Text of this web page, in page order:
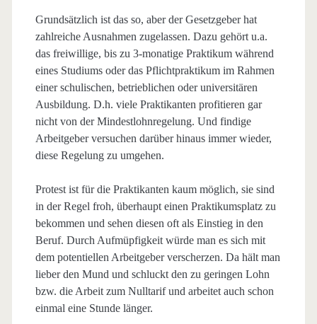
Grundsätzlich ist das so, aber der Gesetzgeber hat
zahlreiche Ausnahmen zugelassen. Dazu gehört u.a.
das freiwillige, bis zu 3-monatige Praktikum während
eines Studiums oder das Pflichtpraktikum im Rahmen
einer schulischen, betrieblichen oder universitären
Ausbildung. D.h. viele Praktikanten profitieren gar
nicht von der Mindestlohnregelung. Und findige
Arbeitgeber versuchen darüber hinaus immer wieder,
diese Regelung zu umgehen.
Protest ist für die Praktikanten kaum möglich, sie sind
in der Regel froh, überhaupt einen Praktikumsplatz zu
bekommen und sehen diesen oft als Einstieg in den
Beruf. Durch Aufmüpfigkeit würde man es sich mit
dem potentiellen Arbeitgeber verscherzen. Da hält man
lieber den Mund und schluckt den zu geringen Lohn
bzw. die Arbeit zum Nulltarif und arbeitet auch schon
einmal eine Stunde länger.